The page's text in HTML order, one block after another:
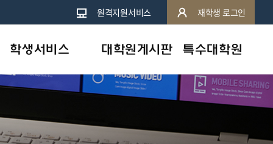
원격지원서비스 재학생 로그인
학생서비스
원격지원서비스
e-도서관
대학원게시판
학사공지
행사 및 특강
특수대학원
휴먼서비스대학원
학사안내